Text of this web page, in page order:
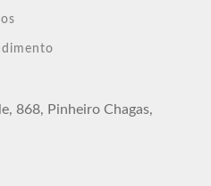
868, Pinheiro Chagas,